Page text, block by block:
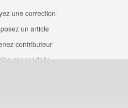
une correction
un article
contributeur
sponsorisés